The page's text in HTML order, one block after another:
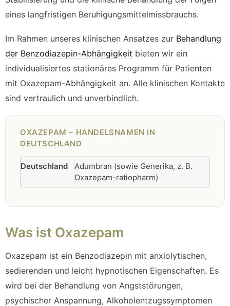
eines langfristigen Beruhigungsmittelmissbrauchs.
Im Rahmen unseres klinischen Ansatzes zur Behandlung
der Benzodiazepin-Abhängigkeit bieten wir ein
individualisiertes stationäres Programm für Patienten
mit Oxazepam-Abhängigkeit an. Alle klinischen Kontakte
sind vertraulich und unverbindlich.
OXAZEPAM – HANDELSNAMEN IN
DEUTSCHLAND
Deutschland
Adumbran (sowie Generika, z. B.
Oxazepam-ratiopharm)
Was ist Oxazepam
Oxazepam ist ein Benzodiazepin mit anxiolytischen,
sedierenden und leicht hypnotischen Eigenschaften. Es
wird bei der Behandlung von Angststörungen,
psychischer Anspannung, Alkoholentzugssymptomen